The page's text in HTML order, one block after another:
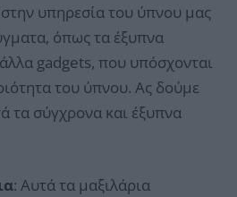
στην υπηρεσία του ύπνου μας
όπως τα έξυπνα
gadgets, που υπόσχονται
του ύπνου. Ας δούμε
τα σύγχρονα και έξυπνα
: Αυτά τα μαξιλάρια